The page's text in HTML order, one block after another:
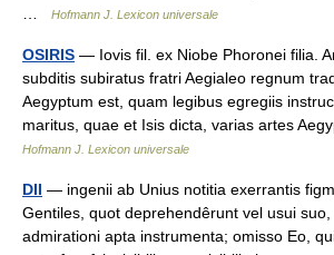
Hofmann J. Lexicon universale
OSIRIS — Iovis fil. ex Niobe Phoronei filia.
subditis subiratus fratri Aegialeo regnum
Aegyptum est, quam legibus egregiis
maritus, quae et Isis dicta, varias artes
Hofmann J. Lexicon universale
DII — ingenii ab Unius notitia exerrantis
Gentiles, quot deprehendêrunt vel usui
admirationi apta instrumenta; omisso Eo,